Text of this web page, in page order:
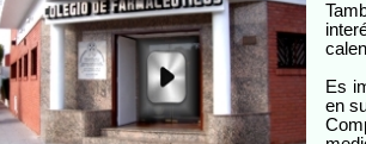
Es
en